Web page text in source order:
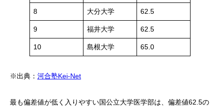
8 大分大学 62.5
9 福井大学 62.5
10 島根大学 65.0
※出典： 河合塾Kei-Net
最も偏差値が低く入りやすい国公立大学医学部は、偏差値62.5の